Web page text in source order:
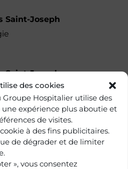
des cookies
Hospitalier utilise des
expérience plus aboutie et
de visites.
à des fins publicitaires.
de dégrader et de limiter
», vous consentez
Saint-Joseph
Saint-Joseph